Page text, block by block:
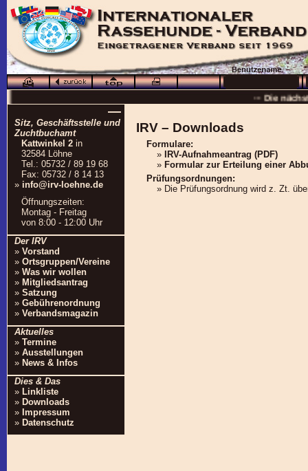
—
Sitz, Geschäftsstelle und
Zuchtbuchamt
Kattwinkel 2 in
32584 Löhne
Tel.: 05732 / 89 19 68
Fax: 05732 / 8 14 13
» info@irv-loehne.de
Öffnungszeiten:
Montag - Freitag
von 8:00 - 12:00 Uhr
Der IRV
» Vorstand
» Ortsgruppen/Vereine
» Was wir wollen
» Mitgliedsantrag
» Satzung
» Gebührenordnung
» Verbandsmagazin
Aktuelles
» Termine
» Ausstellungen
» News & Infos
Dies & Das
» Linkliste
» Downloads
» Impressum
» Datenschutz
IRV – Downloads
Formulare:
»
IRV-Aufnahmeantrag (PDF)
» Formular zur Erteilung einer
Prüfungsordnungen:
» Die Prüfungsordnung wird z. Zt.
···
··· Die
··· Besuchen Sie